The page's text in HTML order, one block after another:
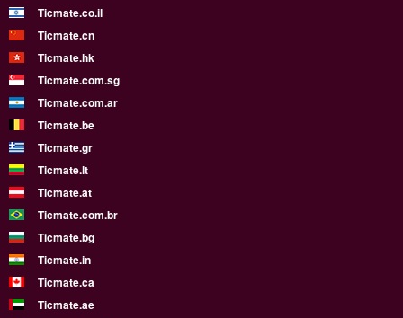
Ticmate.co.il
Ticmate.cn
Ticmate.hk
Ticmate.com.sg
Ticmate.com.ar
Ticmate.be
Ticmate.gr
Ticmate.lt
Ticmate.at
Ticmate.com.br
Ticmate.bg
Ticmate.in
Ticmate.ca
Ticmate.ae